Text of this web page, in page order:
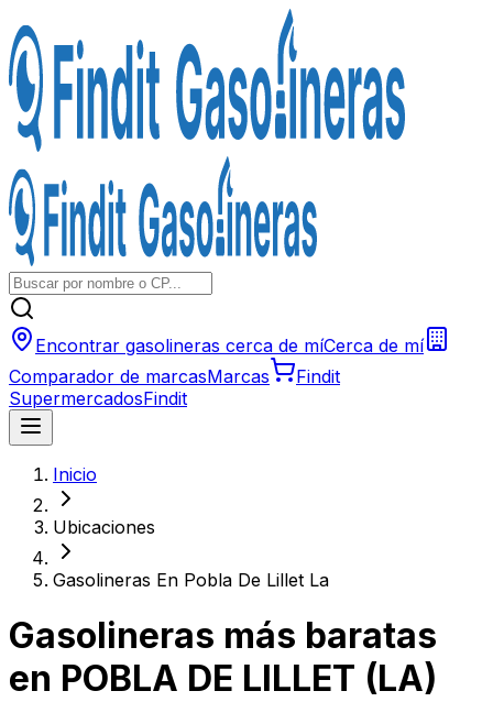
Encontrar gasolineras cerca de míCerca de mí
Comparador de marcasMarcas
Findit
SupermercadosFindit
Inicio
Ubicaciones
Gasolineras En Pobla De Lillet La
Gasolineras más baratas
en POBLA DE LILLET (LA)